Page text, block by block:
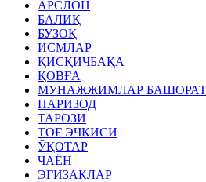
АРСЛОН
БАЛИҚ
БУЗОҚ
ИСМЛАР
ҚИСҚИЧБАҚА
ҚОВҒА
МУНАЖЖИМЛАР
ПАРИЗОД
ТАРОЗИ
ТОҒ ЭЧКИСИ
ЎҚОТАР
ЧАЁН
ЭГИЗАКЛАР